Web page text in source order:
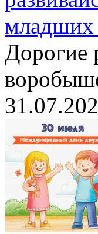
младших
Дорогие